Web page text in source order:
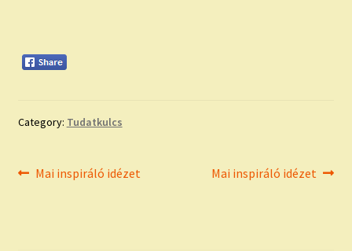
Category: Tudatkulcs
Bejegyzés
Previous
Mai inspiráló idézet
Next
Mai inspiráló idézet